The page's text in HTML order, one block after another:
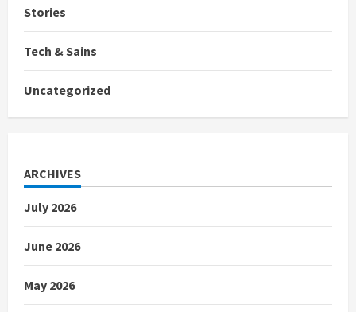
Stories
Tech & Sains
Uncategorized
ARCHIVES
July 2026
June 2026
May 2026